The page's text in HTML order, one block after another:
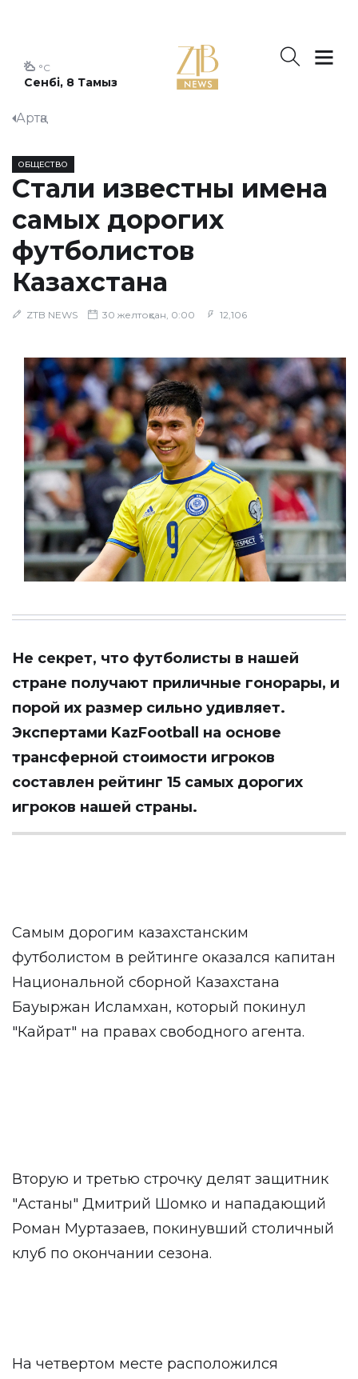
Сенбі, 8 Тамыз
°C
Артқа
ОБЩЕСТВО
Стали известны имена
самых дорогих
футболистов
Казахстана
ZTB NEWS 30 желтоқсан, 0:00 12,106
Не секрет, что футболисты в нашей
стране получают приличные гонорары, и
порой их размер сильно удивляет.
Экспертами KazFootball
на основе
трансферной стоимости игроков
составлен рейтинг 15 самых дорогих
игроков нашей страны.
Самым дорогим казахстанским
футболистом в рейтинге оказался капитан
Национальной сборной Казахстана
Бауыржан Исламхан, который покинул
"Кайрат" на правах свободного агента.
Вторую и третью строчку делят защитник
"Астаны" Дмитрий Шомко и нападающий
Роман Муртазаев, покинувший столичный
клуб по окончании сезона.
На четвертом месте расположился